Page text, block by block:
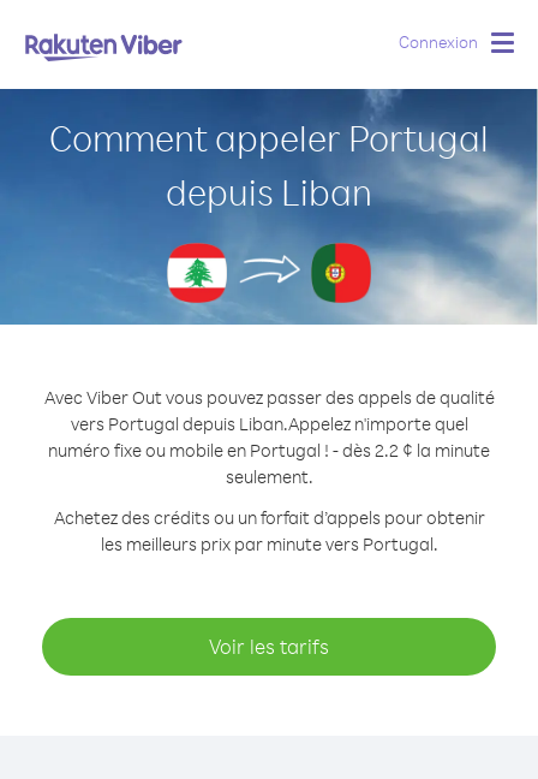
Connexion
Comment appeler Portugal
depuis Liban
Avec Viber Out vous pouvez passer des appels de qualité
vers Portugal depuis Liban.Appelez n'importe quel
numéro fixe ou mobile en Portugal ! - dès 2.2 ¢ la minute
seulement.
Achetez des crédits ou un forfait d’appels pour obtenir
les meilleurs prix par minute vers Portugal.
Voir les tarifs